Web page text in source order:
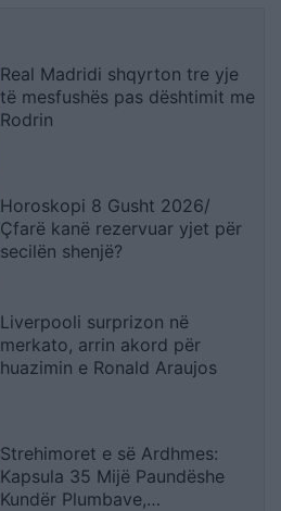
Real Madridi shqyrton tre yje
të mesfushës pas dështimit me
Rodrin
Horoskopi 8 Gusht 2026/
Çfarë kanë rezervuar yjet për
secilën shenjë?
Liverpooli surprizon në
merkato, arrin akord për
huazimin e Ronald Araujos
Strehimoret e së Ardhmes:
Kapsula 35 Mijë Paundëshe
Kundër Plumbave,